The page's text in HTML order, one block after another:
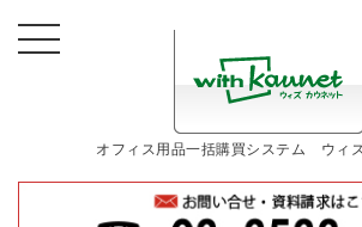
オフィス用品一括購買システム ウィ